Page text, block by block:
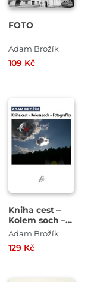
FOTO
Adam Brožík
109 Kč
Kniha cest –
Kolem soch –
Fotografiky
Adam Brožík
129 Kč